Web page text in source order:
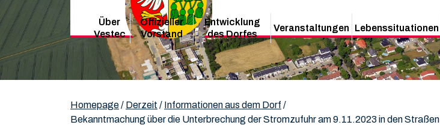
Über
Vestec
Offizieller
Vorstand
Entwicklung
des Dorfes
Veranstaltungen Lebenssituationen
Homepage/ Derzeit / Informationen aus dem Dorf /
Bekanntmachung über die Unterbrechung der Stromzufuhr am 9.11.2023 in den